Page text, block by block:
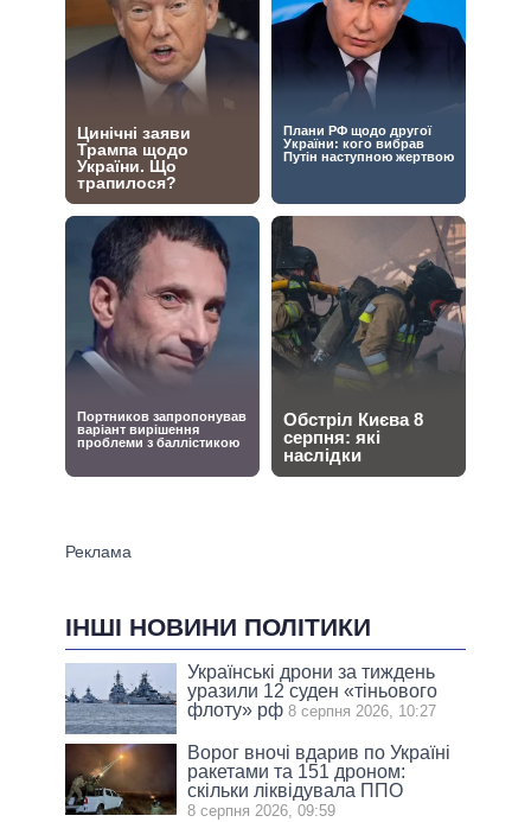
ІНШІ НОВИНИ ПОЛІТИКИ
Українські дрони за тиждень
уразили 12 суден «тіньового
флоту» рф 8 серпня 2026, 10:27
Ворог вночі вдарив по Україні
ракетами та 151 дроном:
скільки ліквідувала ППО
8 серпня 2026, 09:59